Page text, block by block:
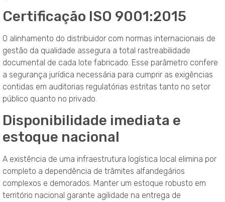
Certificação ISO 9001:2015
O alinhamento do distribuidor com normas internacionais de
gestão da qualidade assegura a total rastreabilidade
documental de cada lote fabricado. Esse parâmetro confere
a segurança jurídica necessária para cumprir as exigências
contidas em auditorias regulatórias estritas tanto no setor
público quanto no privado.
Disponibilidade imediata e
estoque nacional
A existência de uma infraestrutura logística local elimina por
completo a dependência de trâmites alfandegários
complexos e demorados. Manter um estoque robusto em
território nacional garante agilidade na entrega de